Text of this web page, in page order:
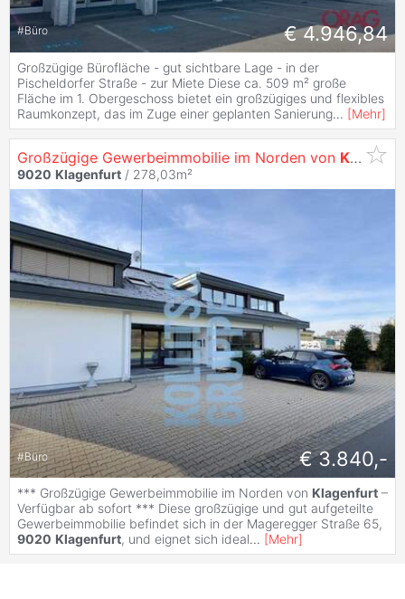
#Büro € 4.946,84
Großzügige Bürofläche - gut sichtbare Lage - in der
Pischeldorfer Straße - zur Miete Diese ca. 509 m² große
Fläche im 1. Obergeschoss bietet ein großzügiges und flexibles
Raumkonzept, das im Zuge einer geplanten Sanierung... [Mehr]
Großzügige Gewerbeimmobilie im Norden von Klagenfurt
9020 Klagenfurt / 278,03m²
#Büro € 3.840,-
*** Großzügige Gewerbeimmobilie im Norden von Klagenfurt –
Verfügbar ab sofort *** Diese großzügige und gut aufgeteilte
Gewerbeimmobilie befindet sich in der Mageregger Straße 65,
9020 Klagenfurt, und eignet sich ideal... [Mehr]